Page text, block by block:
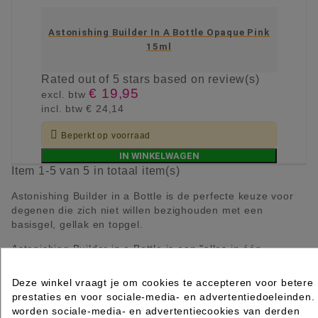
Astonishing Builder In A Bottle Opaque Pink
15ml
Ratedout of 5 stars based on review(s)
excl. btw€ 19,95
incl. btw€ 24,14
 Beperkt op voorraad
IN WINKELWAGEN
Item 1-5 van 5 in totaal item(s)
Astonishing Builder in a Bottle is de perfecte keuze voor
degenen die zich niet willen bezighouden met een
basisgel, gellak en topgel.
Astonishing Builder in a Bottle is een "alles in één
Bottle is een snel alternatief voor een sterke basis voor
gellak, nagelversteviging of nagelverlening met
Astonishing Nail Forms of Astonishing Tips.
Deze winkel vraagt je om cookies te accepteren voor betere
prestaties en voor sociale-media- en advertentiedoeleinden.
worden sociale-media- en advertentiecookies van derden